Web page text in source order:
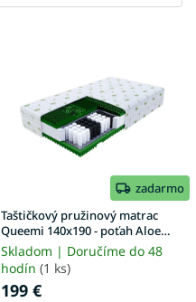
zadarmo
Taštičkový pružinový matrac
Queemi 140x190 - poťah Aloe
Vera
Skladom | Doručíme do 48
hodín (1 ks)
199 €